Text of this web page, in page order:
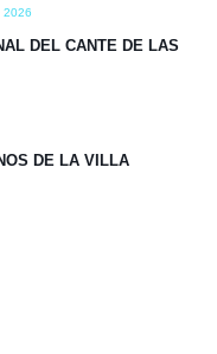
2026
DEL CANTE DE LAS
DE LA VILLA